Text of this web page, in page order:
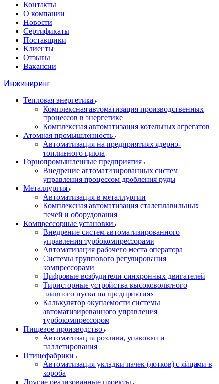
Контакты
О компании
Новости
Сертификаты
Поставщики
Клиенты
Отзывы
Вакансии
Инжиниринг
Тепловая энергетика
Комплексная автоматизация производственных
процессов в энергетике
Комплексная автоматизация котельных агрегатов
Атомная промышленность
Автоматизация на предприятиях ядерно-
топливного цикла
Горнопромышленные предприятия
Внедрение автоматизированных систем
управления процессом дробления руды
Металлургия
Автоматизация в металлургии
Комплексная автоматизация сталеплавильных
печей и оборудования
Компрессорные установки
Внедрение систем автоматизированного
управления турбокомпрессорами
Автоматизация рабочего места оператора
Системы группового регулирования
компрессорами
Цифровые возбудители синхронных двигателей
Тиристорные устройства высоковольтного
плавного пуска на предприятиях
Калькулятор окупаемости системы
автоматизированного управления
турбокомпрессором
Пищевое производство
Автоматизация розлива, упаковки и
паллетирования
Птицефабрики
Автоматизация укладки пачек (лотков) с яйцами в
короба
Другие реализованные проекты